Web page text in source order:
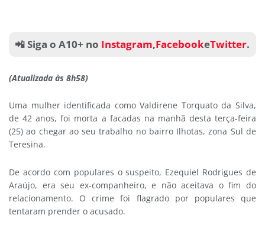
📲 Siga o A10+ no Instagram,FacebookeTwitter.
(Atualizada às 8h58)
Uma mulher identificada como Valdirene Torquato da Silva,
de 42 anos, foi morta a facadas na manhã desta terça-feira
(25) ao chegar ao seu trabalho no bairro Ilhotas, zona Sul de
Teresina.
De acordo com populares o suspeito, Ezequiel Rodrigues de
Araújo, era seu ex-companheiro, e não aceitava o fim do
relacionamento. O crime foi flagrado por populares que
tentaram prender o acusado.